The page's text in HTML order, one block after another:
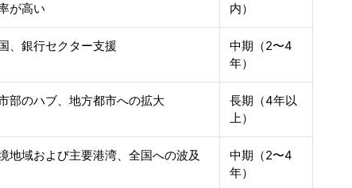
が高い
内）
、銀行セクター支援
中期（2〜4
年）
部のハブ、地方都市への拡大
長期（4年以
上）
地域および主要港湾、全国への波及
中期（2〜4
年）